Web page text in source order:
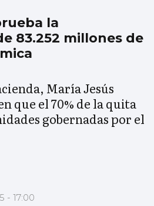
la
83.252 millones de
María Jesús
que el 70% de la quita
gobernadas por el
- 17:00